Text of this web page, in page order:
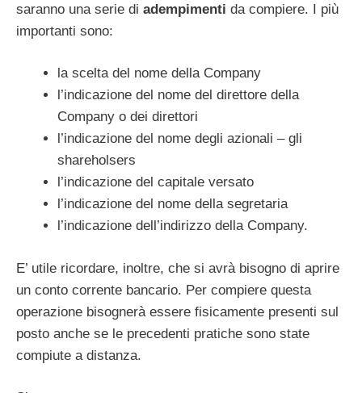
saranno una serie di adempimenti da compiere. I più
importanti sono:
la scelta del nome della Company
l’indicazione del nome del direttore della
Company o dei direttori
l’indicazione del nome degli azionali – gli
shareholsers
l’indicazione del capitale versato
l’indicazione del nome della segretaria
l’indicazione dell’indirizzo della Company.
E’ utile ricordare, inoltre, che si avrà bisogno di aprire
un conto corrente bancario. Per compiere questa
operazione bisognerà essere fisicamente presenti sul
posto anche se le precedenti pratiche sono state
compiute a distanza.